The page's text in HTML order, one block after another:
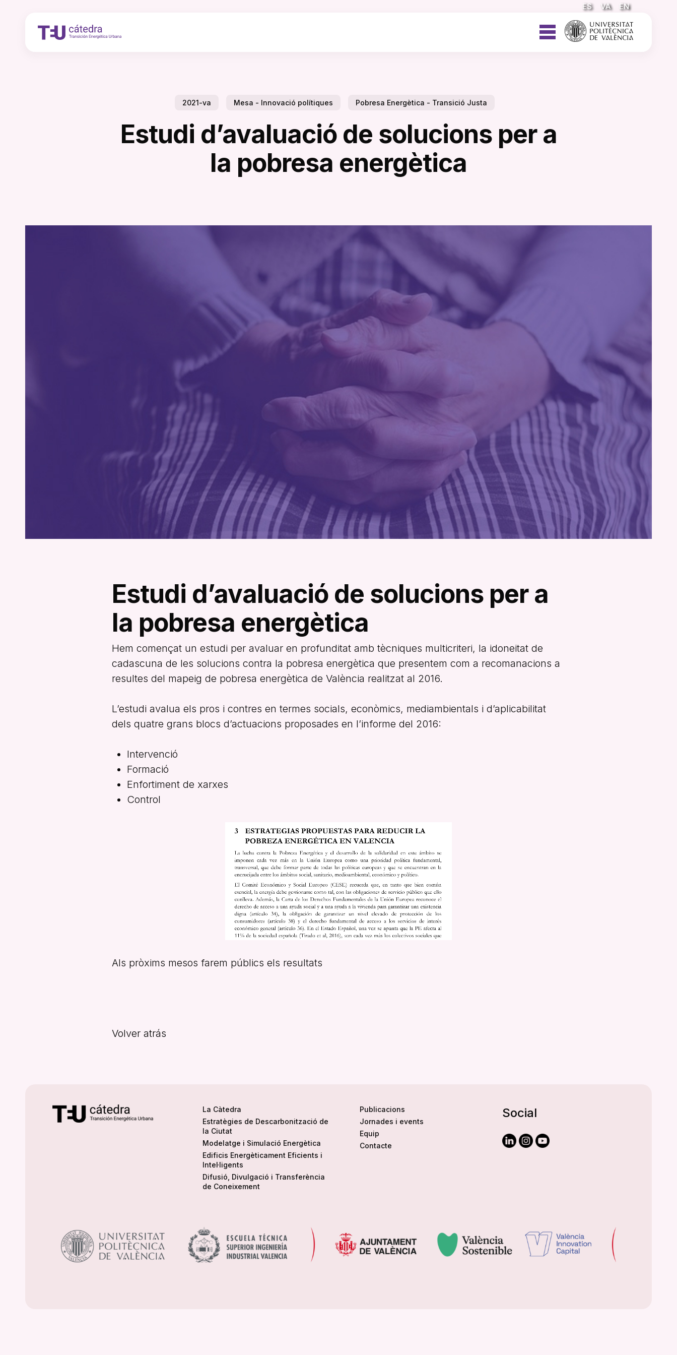
ES VA EN
2021-va Mesa - Innovació polítiques Pobresa Energètica - Transició Justa
Estudi d’avaluació de solucions per a
la pobresa energètica
Estudi d’avaluació de solucions per a
la pobresa energètica
Hem començat un estudi per avaluar en profunditat amb tècniques multicriteri, la idoneitat de
cadascuna de les solucions contra la pobresa energètica que presentem com a recomanacions a
resultes del mapeig de pobresa energètica de València realitzat al 2016.
L’estudi avalua els pros i contres en termes socials, econòmics, mediambientals i d’aplicabilitat
dels quatre grans blocs d’actuacions proposades en l’informe del 2016:
Intervenció
Formació
Enfortiment de xarxes
Control
Als pròxims mesos farem públics els resultats
Volver atrás
La Càtedra
Estratègies de Descarbonització de
la Ciutat
Modelatge i Simulació Energètica
Edificis Energèticament Eficients i
Intel·ligents
Difusió, Divulgació i Transferència
de Coneixement
Publicacions
Jornades i events
Equip
Contacte
Social